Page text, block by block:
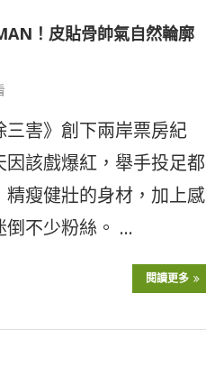
！皮貼骨帥氣自然輪廓
三害》創下兩岸票房紀
該戲爆紅，舉手投足都
精瘦健壯的身材，加上感
倒不少粉絲。 …
閱讀更多